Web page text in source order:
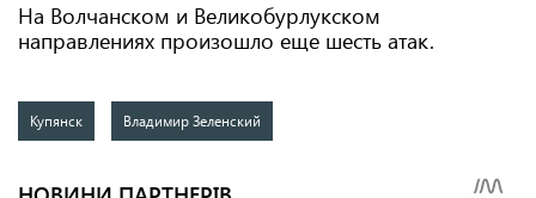
На Волчанском и Великобурлукском
направлениях произошло еще шесть атак.
Купянск Владимир Зеленский